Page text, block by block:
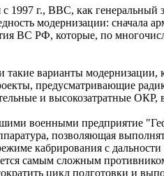
1997 г., ВВС, как
модернизации: сначала
ВС РФ, которые, по
такие варианты
предусматривающие
и высокозатратные
военными предприятие
позволяющая
кабрирования с
самым сложным
цикл подготовки и